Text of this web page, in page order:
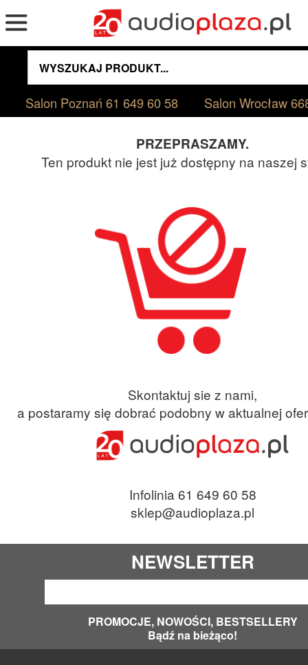
Salon Poznań61 649 60 58 Salon Wrocław
PRZEPRASZAMY.
Ten produkt nie jest już dostępny na naszej
Skontaktuj sie z nami,
a postaramy się dobrać podobny w aktualnej
Infolinia 61 649 60 58
sklep@audioplaza.pl
NEWSLETTER
PROMOCJE, NOWOŚCI, BESTSELLERY
Bądź na bieżąco!